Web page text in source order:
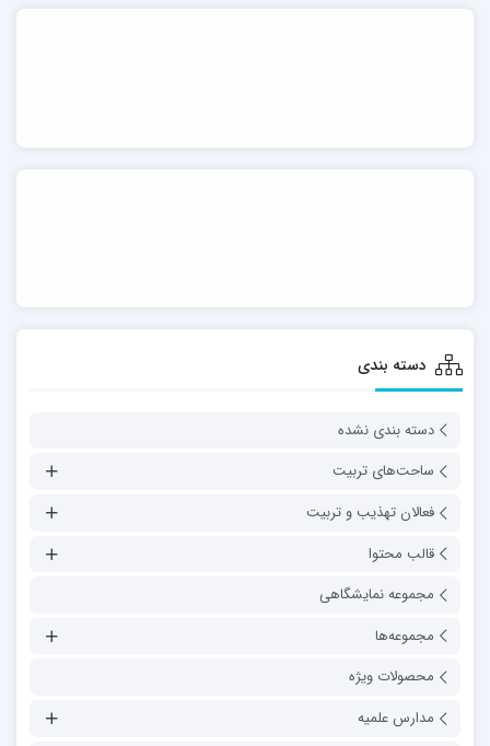
دسته بندی
دسته بندی نشده
ساحت‌های تربیت
فعالان تهذیب و تربیت
قالب محتوا
مجموعه نمایشگاهی
مجموعه‌ها
محصولات ویژه
مدارس علمیه